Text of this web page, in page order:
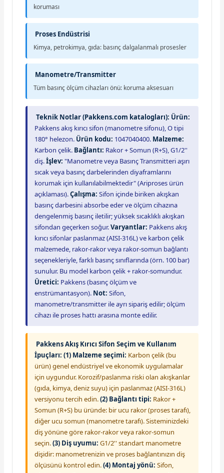
koruması
Proses Endüstrisi
Kimya, petrokimya, gıda: basınç dalgalanmalı prosesler
Manometre/Transmitter
Tüm basınç ölçüm cihazları önü: koruma aksesuarı
Teknik Notlar (Pakkens.com katalogları): Ürün:
Pakkens akış kırıcı sifon (manometre sifonu), O tipi
180° helezon. Ürün kodu: 1047040400. Malzeme:
Karbon çelik. Bağlantı: Rakor + Somun (R+S), G1/2''
diş.İşlev: "Manometre veya Basınç Transmitteri aşırı
sıcak veya basınç darbelerinden diyaframlarını
korumak için kullanılabilmektedir" (Ariproses ürün
açıklaması).Çalışma: Sifon içinde biriken akışkan
basınç darbesini absorbe eder ve ölçüm cihazına
dengelenmiş basınç iletilir; yüksek sıcaklıklı akışkan
sifondan geçerken soğur.Varyantlar: Pakkens akış
kırıcı sifonlar paslanmaz (AISI-316L) ve karbon çelik
malzemede, rakor-rakor veya rakor-somun bağlantı
seçenekleriyle, farklı basınç sınıflarında (örn. 100 bar)
sunulur. Bu model karbon çelik + rakor-somundur.
Üretici: Pakkens (basınç ölçüm ve
enstrümantasyon). Not: Sifon,
manometre/transmitter ile ayrı sipariş edilir; ölçüm
cihazı ile proses hattı arasına monte edilir.
Pakkens Akış Kırıcı Sifon Seçim ve Kullanım
İpuçları: (1) Malzeme seçimi: Karbon çelik (bu
ürün) genel endüstriyel ve ekonomik uygulamalar
için uygundur. Korozif/paslanma riski olan akışkanlar
(gıda, kimya, deniz suyu) için paslanmaz (AISI-316L)
versiyonu tercih edin.(2) Bağlantı tipi: Rakor +
Somun (R+S) bu üründe: bir ucu rakor (proses tarafı),
diğer ucu somun (manometre tarafı). Sisteminizdeki
diş yönüne göre rakor-rakor veya rakor-somun
seçin.(3) Diş uyumu: G1/2'' standart manometre
dişidir: manometrenizin ve proses bağlantınızın diş
ölçüsünü kontrol edin.(4) Montaj yönü: Sifon,